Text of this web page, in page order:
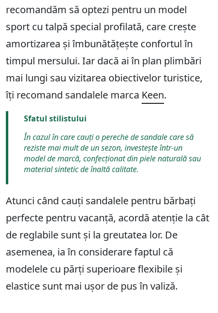
recomandăm să optezi pentru un model
sport cu talpă special profilată, care crește
amortizarea și îmbunătățește confortul în
timpul mersului. Iar dacă ai în plan plimbări
mai lungi sau vizitarea obiectivelor turistice,
îți recomand sandalele marca Keen.
Sfatul stilistului
În cazul în care cauți o pereche de sandale care să
reziste mai mult de un sezon, investește într-un
model de marcă, confecționat din piele naturală sau
material sintetic de înaltă calitate.
Atunci când cauți sandalele pentru bărbați
perfecte pentru vacanță, acordă atenție la cât
de reglabile sunt și la greutatea lor. De
asemenea, ia în considerare faptul că
modelele cu părți superioare flexibile și
elastice sunt mai ușor de pus în valiză.